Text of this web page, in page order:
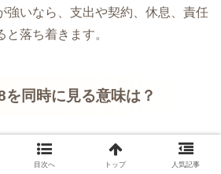
強いなら、支出や契約、休息、責任
落ち着きます。
同時に見る意味は？
は“実り”の象徴として語られること
始めたことが実りにつながる流れ。
目次へ トップ 人気記事